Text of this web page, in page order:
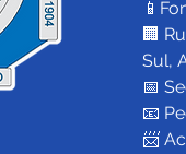
Noke
aos
🏢
Sul,
📅
📧
📨